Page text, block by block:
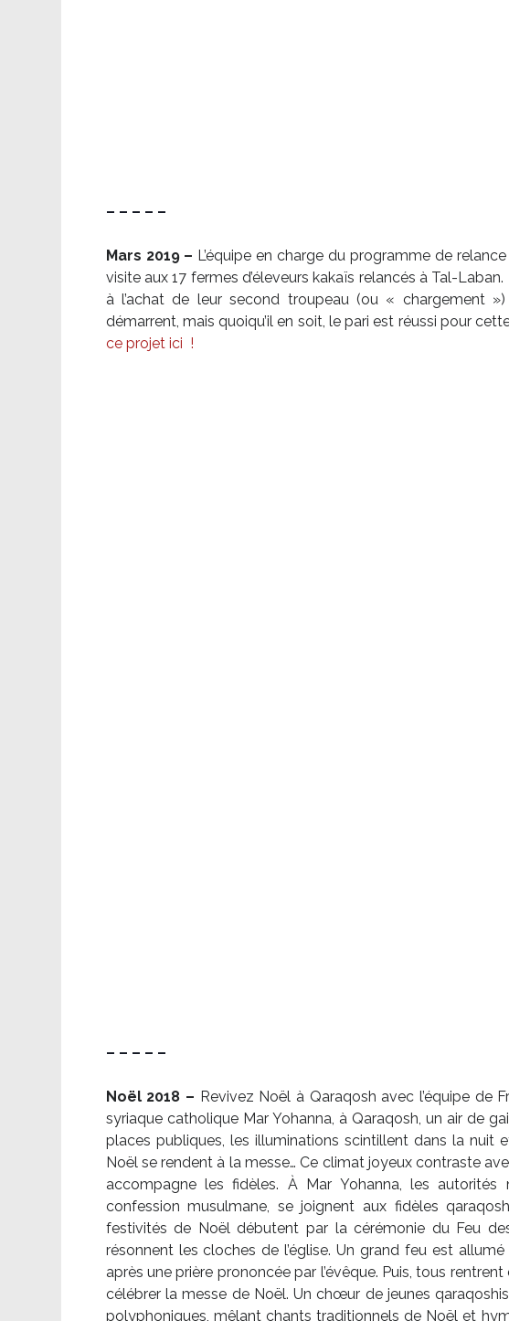
– – – – –
Mars 2019 – L’équipe en charge du programme de
visite aux 17 fermes d’éleveurs kakaïs relancés à Tal-
à l’achat de leur second troupeau (ou « chargement
démarrent, mais quoiqu’il en soit, le pari est réussi pour
ce projet ici !
– – – – –
Noël 2018 – Revivez Noël à Qaraqosh avec l’équipe de
syriaque catholique Mar Yohanna, à Qaraqosh, un air de
places publiques, les illuminations scintillent dans la nuit
Noël se rendent à la messe… Ce climat joyeux contraste
accompagne les fidèles. À Mar Yohanna, les
confession musulmane, se joignent aux fidèles
festivités de Noël débutent par la cérémonie du Feu
résonnent les cloches de l’église. Un grand feu est
après une prière prononcée par l’évêque. Puis, tous
célébrer la messe de Noël. Un chœur de jeunes
polyphoniques, mêlant chants traditionnels de Noël et